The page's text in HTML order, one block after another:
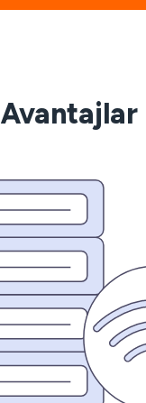
Avantajlar